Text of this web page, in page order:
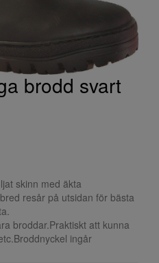
brodd svart
skinn med äkta
resår på utsidan för bästa
broddar.Praktiskt att kunna
ingår